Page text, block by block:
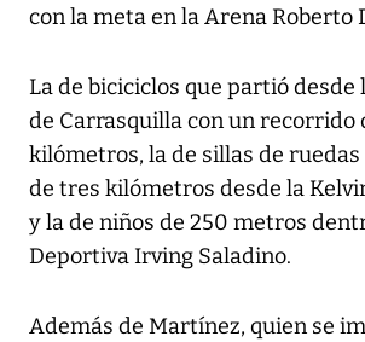
con la meta en la Arena Roberto
La de biciciclos que partió desde
de Carrasquilla con un recorrido
kilómetros, la de sillas de
de tres kilómetros desde la
y la de niños de 250 metros
Deportiva Irving Saladino.
Además de Martínez, quien se